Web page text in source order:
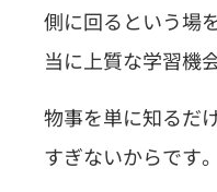
側に回るという場
当に上質な学習機
物事を単に知るだ
すぎないからです